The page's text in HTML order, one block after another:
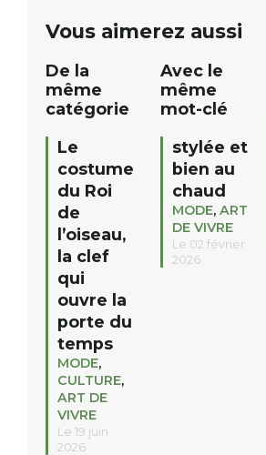
12h à […]
Vous aimerez aussi
De la
même
catégorie
Le
costume
du Roi
de
l’oiseau,
la clef
qui
ouvre la
porte du
temps
MODE,
CULTURE,
ART DE
VIVRE
Le 19 juin
2026
Avec le
même
mot-clé
stylée et
bien au
chaud
MODE, ART
DE VIVRE
Le 02 février
2026